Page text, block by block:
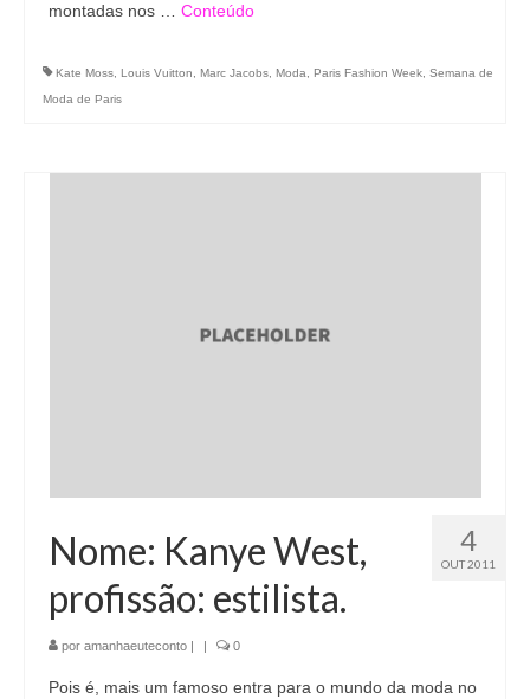
montadas nos … Conteúdo
Kate Moss Louis Vuitton Marc Jacobs Moda Paris Fashion Week Semana de
Moda de Paris
4
OUT 2011
Nome: Kanye West,
profissão: estilista.
por amanhaeuteconto | | 0
Pois é, mais um famoso entra para o mundo da moda no